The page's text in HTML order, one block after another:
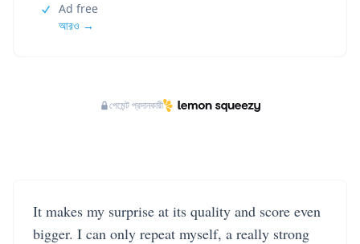
Ad free
আরও →
পেমেন্ট প্রদানকারী
It makes my surprise at its quality and score even
bigger. I can only repeat myself, a really strong